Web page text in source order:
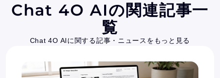
Chat 4O AIの関連記事一
覧
Chat 4O AIに関する記事・ニュースをもっと見る